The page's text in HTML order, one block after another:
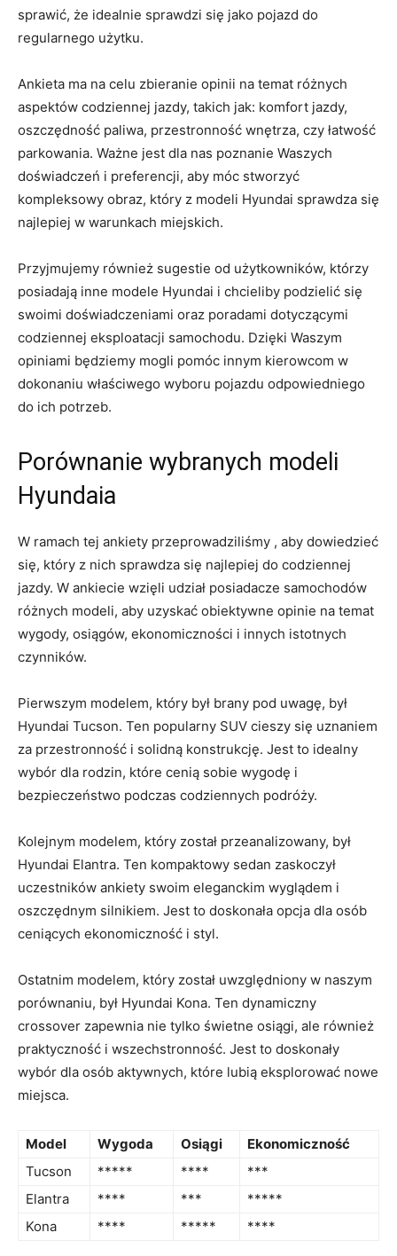
sprawić, że idealnie sprawdzi się jako ‍pojazd do
regularnego użytku.
Ankieta ma na ‍celu zbieranie opinii na temat różnych
aspektów codziennej jazdy,⁤ takich jak: komfort jazdy,
oszczędność paliwa, przestronność wnętrza, czy łatwość
parkowania. Ważne jest dla nas poznanie Waszych
⁢doświadczeń i preferencji, aby móc stworzyć
kompleksowy obraz, który z⁢ modeli Hyundai ​sprawdza się
najlepiej w warunkach​ miejskich.
Przyjmujemy również sugestie od użytkowników, którzy
posiadają inne‍ modele Hyundai i chcieliby‍ podzielić się
⁢swoimi doświadczeniami oraz poradami dotyczącymi
codziennej eksploatacji samochodu. Dzięki Waszym
opiniami będziemy mogli pomóc innym kierowcom w
dokonaniu właściwego wyboru ​pojazdu odpowiedniego
‍do ich potrzeb.
Porównanie wybranych⁣ modeli
Hyundaia
W ramach⁢ tej ankiety przeprowadziliśmy , aby​ dowiedzieć
się, który z nich sprawdza się najlepiej do⁢ codziennej
jazdy. W ankiecie wzięli udział posiadacze samochodów
różnych modeli, aby uzyskać obiektywne opinie⁤ na temat
‍wygody, osiągów, ekonomiczności i innych istotnych
czynników.
Pierwszym modelem, który był brany ‌pod uwagę, był
Hyundai Tucson. ‌Ten popularny SUV cieszy się uznaniem
za przestronność​ i solidną konstrukcję. Jest to idealny
wybór dla rodzin, które cenią sobie wygodę i
bezpieczeństwo podczas codziennych podróży.
Kolejnym modelem, który został ‌przeanalizowany, był
Hyundai Elantra.‌ Ten kompaktowy sedan zaskoczył⁤
uczestników ankiety swoim eleganckim wyglądem i
oszczędnym silnikiem.‌ Jest to⁢ doskonała opcja dla osób
ceniących ekonomiczność i⁣ styl.
Ostatnim modelem, który został uwzględniony w‍ naszym
porównaniu, był Hyundai Kona.⁤ Ten dynamiczny
crossover zapewnia⁢ nie tylko świetne osiągi,⁢ ale również
praktyczność i wszechstronność. Jest to doskonały
wybór dla osób aktywnych, które lubią eksplorować nowe
miejsca.
Model Wygoda Osiągi
Ekonomiczność
Tucson
***** ****
***
Elantra
**** ***
*****
Kona
**** ***** ****